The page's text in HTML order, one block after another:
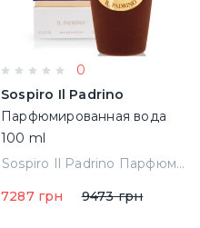
0
Sospiro Il Padrino
Парфюмированная вода
100 ml
Sospiro Il Padrino Парфюмированная вода 100 ml
7287 грн
9473 грн